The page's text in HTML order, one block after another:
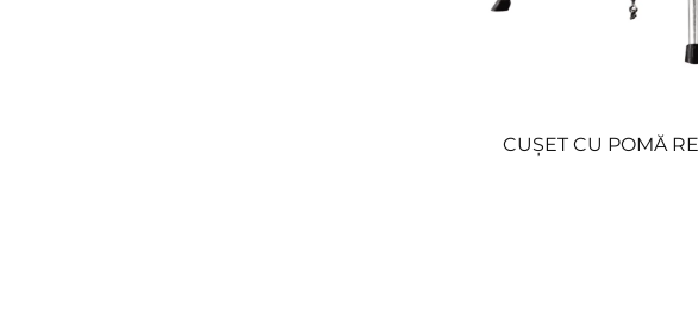
CUȘET CU POMĂ